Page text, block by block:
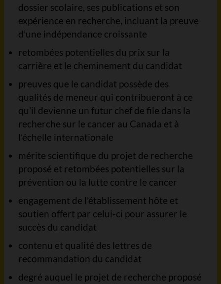
dossier scolaire, ses publications et son
expérience en recherche, incluant la preuve
d’une indépendance croissante
retombées potentielles du prix sur la
carrière et le cheminement du candidat
preuves que le candidat possède des
qualités de meneur qui contribueront à ce
qu’il devienne un futur chef de file dans la
recherche sur le cancer au Canada et à
l’échelle internationale
mérite scientifique du projet de recherche
proposé et retombées potentielles sur la
prévention ou la lutte contre le cancer
engagement de l’établissement hôte et
soutien offert par celui-ci pour assurer le
succès du candidat
contenu et qualité des lettres de
recommandation du candidat
degré auquel le projet de recherche proposé